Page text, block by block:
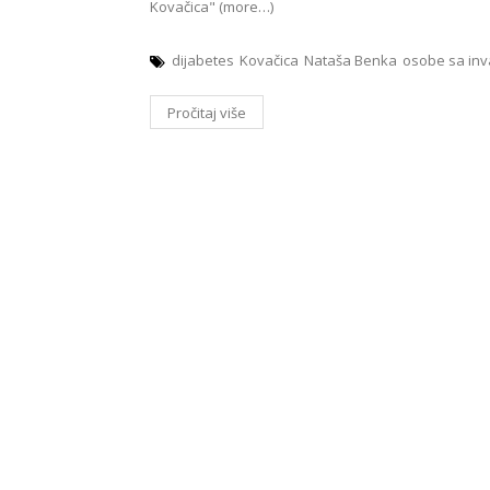
Kovačica" (more…)
dijabetes Kovačica Nataša Benka osobe sa
Pročitaj više